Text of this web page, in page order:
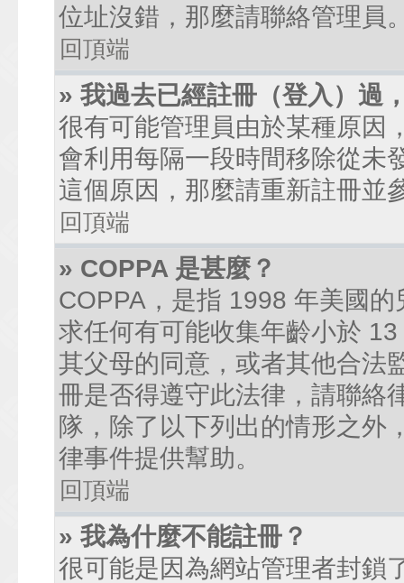
位址沒錯，那麼請聯絡管理員
回頂端
» 我過去已經註冊（登入）過
很有可能管理員由於某種原因
會利用每隔一段時間移除從未
這個原因，那麼請重新註冊並
回頂端
» COPPA 是甚麼？
COPPA，是指 1998 年美國
求任何有可能收集年齡小於
其父母的同意，或者其他合法
冊是否得遵守此法律，請聯絡
隊，除了以下列出的情形之外
律事件提供幫助。
回頂端
» 我為什麼不能註冊？
很可能是因為網站管理者封鎖